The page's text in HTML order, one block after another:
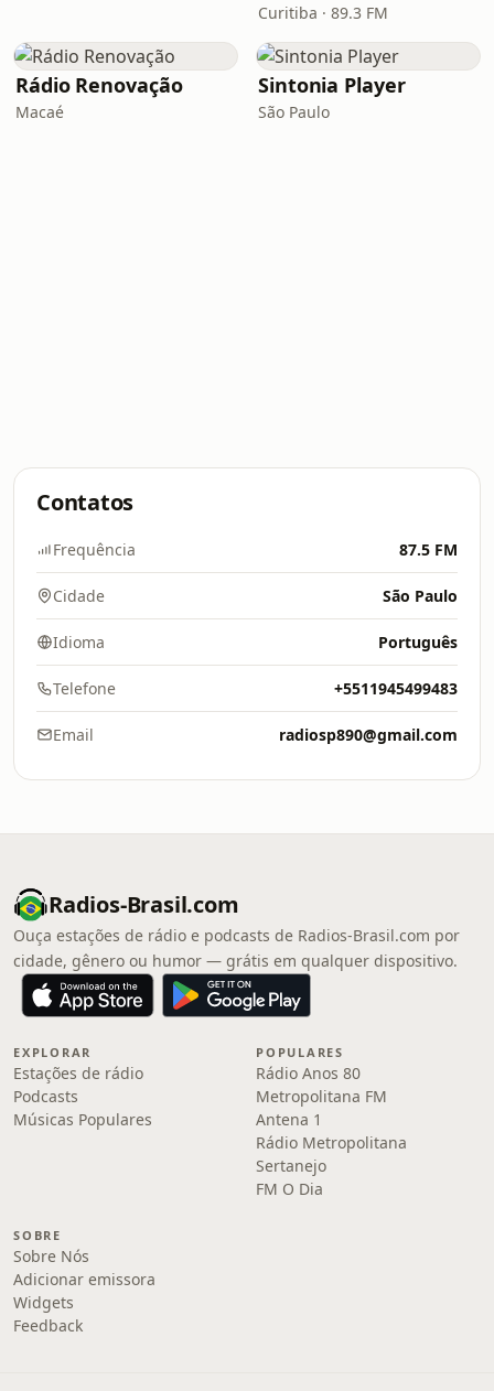
Curitiba · 89.3 FM
Rádio Renovação
Macaé
Sintonia Player
São Paulo
Contatos
Frequência 87.5 FM
Cidade São Paulo
Idioma Português
Telefone +5511945499483
Email radiosp890@gmail.com
Radios-Brasil.com
Ouça estações de rádio e podcasts de Radios-Brasil.com por
cidade, gênero ou humor — grátis em qualquer dispositivo.
EXPLORAR
Estações de rádio
Podcasts
Músicas Populares
POPULARES
Rádio Anos 80
Metropolitana FM
Antena 1
Rádio Metropolitana
Sertanejo
FM O Dia
SOBRE
Sobre Nós
Adicionar emissora
Widgets
Feedback